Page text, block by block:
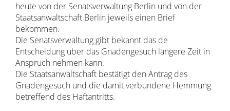
heute von der Senatsverwaltung Berlin und von der
Staatsanwaltschaft Berlin jeweils einen Brief
bekommen.
Die Senatsverwaltung gibt bekannt das de
Entscheidung über das Gnadengesuch längere Zeit in
Anspruch nehmen kann.
Die Staatsanwaltschaft bestätigt den Antrag des
Gnadengesuch und die damit verbundene Hemmung
betreffend des Haftantritts.